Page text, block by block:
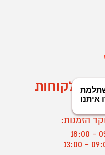
לקוחות
03-
הזמנות:
09:00 -